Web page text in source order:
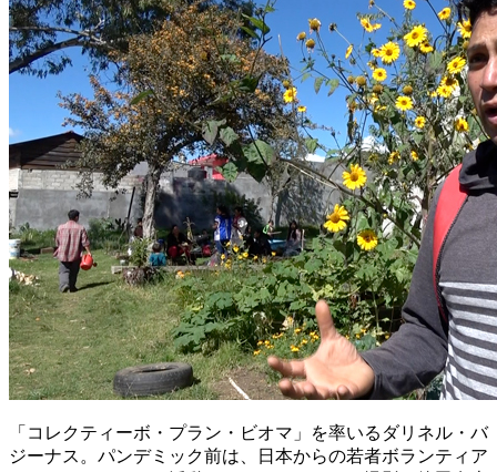
「コレクティーボ・プラン・ビオマ」を率いるダリネル・バ
ジーナス。パンデミック前は、日本からの若者ボランティア